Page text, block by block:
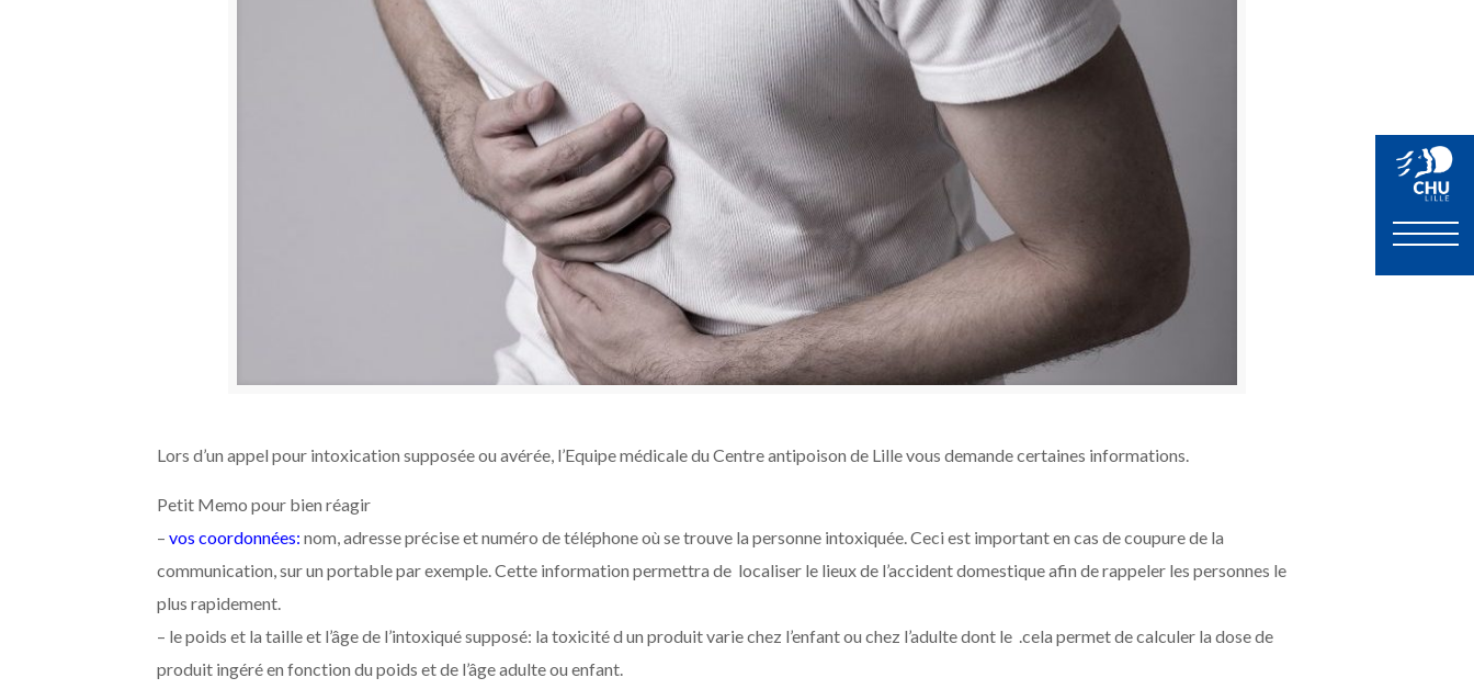
Lors d’un appel pour intoxication supposée ou avérée, l’Equipe médicale du Centre antipoison de Lille vous demande certaines informations.
Petit Memo pour bien réagir
– vos coordonnées: nom, adresse précise et numéro de téléphone où se trouve la personne intoxiquée. Ceci est important en cas de coupure de la
communication, sur un portable par exemple. Cette information permettra de localiser le lieux de l’accident domestique afin de rappeler les personnes le
plus rapidement.
– le poids et la taille et l’âge de l’intoxiqué supposé: la toxicité d un produit varie chez l’enfant ou chez l’adulte dont le .cela permet de calculer la dose de
produit ingéré en fonction du poids et de l’âge adulte ou enfant.